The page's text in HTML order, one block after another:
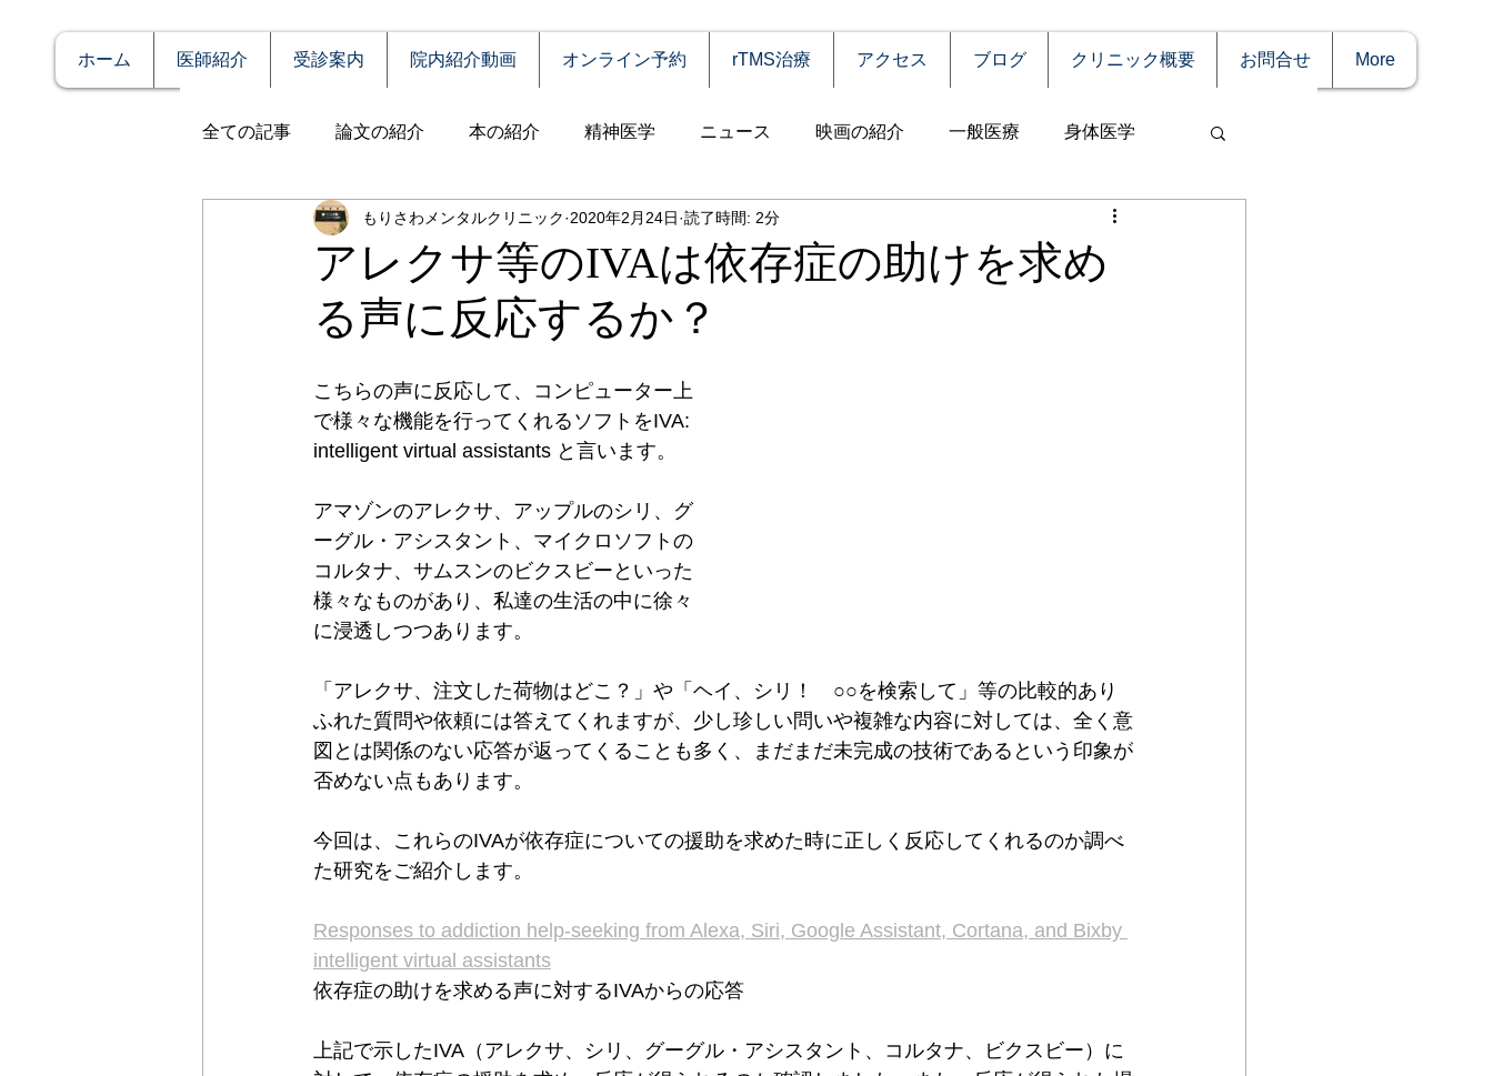
ホーム 医師紹介 受診案内 院内紹介動画 オンライン予約 rTMS治療 アクセス ブログ クリニック概要 お問合せ More
全ての記事 論文の紹介 本の紹介 精神医学 ニュース 映画の紹介 一般医療 身体医学
症例報告 発達障害 自殺 認知症 うつ病
アルコール依存（乱用） 統合失調症 児童思春期
全般性不安障害 パニック障害 摂食障害 強迫性障害
アレクサ等のIVAは依存症の助けを求め
る声に反応するか？
もりさわメンタルクリニック 2020年2月24日 読了時間: 2分
こちらの声に反応して、コンピューター上
で様々な機能を行ってくれるソフトをIVA:
intelligent virtual assistants と言います。
アマゾンのアレクサ、アップルのシリ、グ
ーグル・アシスタント、マイクロソフトの
コルタナ、サムスンのビクスビーといった
様々なものがあり、私達の生活の中に徐々
に浸透しつつあります。
「アレクサ、注文した荷物はどこ？」や「ヘイ、シリ！　○○を検索して」等の比較的あり
ふれた質問や依頼には答えてくれますが、少し珍しい問いや複雑な内容に対しては、全く意
図とは関係のない応答が返ってくることも多く、まだまだ未完成の技術であるという印象が
否めない点もあります。
今回は、これらのIVAが依存症についての援助を求めた時に正しく反応してくれるのか調べ
た研究をご紹介します。
Responses to addiction help-seeking from Alexa, Siri, Google Assistant, Cortana, and Bixby
intelligent virtual assistants
依存症の助けを求める声に対するIVAからの応答
上記で示したIVA（アレクサ、シリ、グーグル・アシスタント、コルタナ、ビクスビー）に